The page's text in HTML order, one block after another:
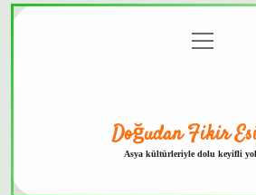
menüyü
aç
Doğudan Fikir
Asya kültürleriyle dolu keyifli